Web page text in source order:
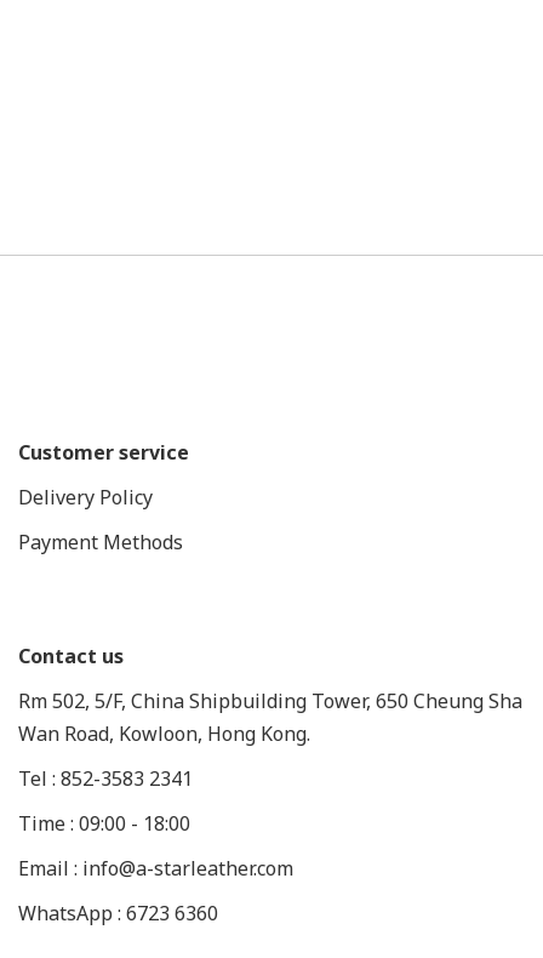
Customer service
Delivery Policy
Payment Methods
Contact us
Rm 502, 5/F, China Shipbuilding Tower, 650 Cheung Sha
Wan Road, Kowloon, Hong Kong.
Tel : 852-3583 2341
Time : 09:00 - 18:00
Email : info@a-starleather.com
WhatsApp : 6723 6360